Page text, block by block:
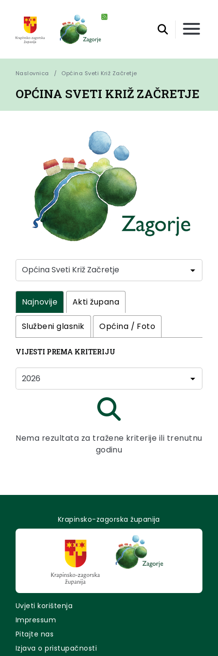
Naslovnica Općina Sveti Križ Začretje
OPĆINA SVETI KRIŽ ZAČRETJE
Najnovije Akti župana
Službeni glasnik Općina / Foto
VIJESTI PREMA KRITERIJU
Nema rezultata za tražene kriterije ili trenutnu
godinu
Krapinsko-zagorska županija
Uvjeti korištenja
Impressum
Pitajte nas
Izjava o pristupačnosti